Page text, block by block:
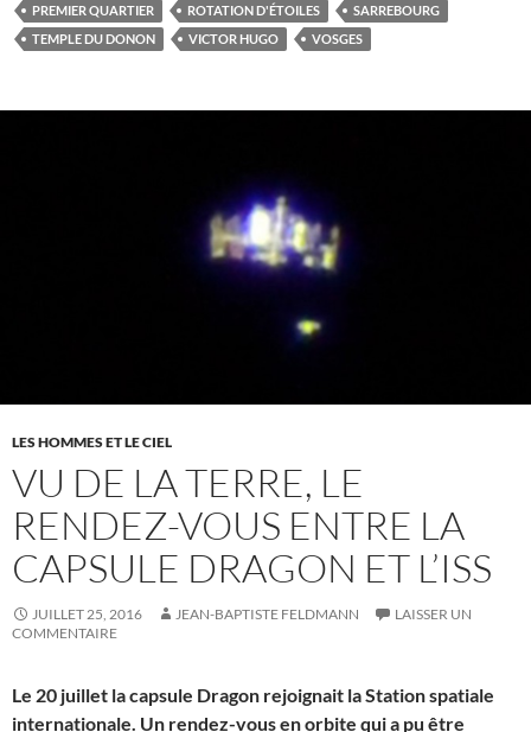
PREMIER QUARTIER
ROTATION D'ÉTOILES
SARREBOURG
TEMPLE DU DONON
VICTOR HUGO VOSGES
LES HOMMES ET LE CIEL
VU DE LA TERRE, LE
RENDEZ-VOUS ENTRE LA
CAPSULE DRAGON ET L’ISS
JUILLET 25, 2016 JEAN-BAPTISTE FELDMANN
LAISSER UN
COMMENTAIRE
Le 20 juillet la capsule Dragon rejoignait la Station spatiale
internationale. Un rendez-vous en orbite qui a pu être